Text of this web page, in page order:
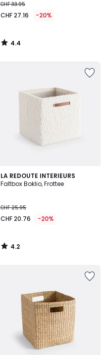
CHF 33.95
CHF 27.16 -20%
4.4
/
LA REDOUTE INTERIEURS
Faltbox Boklio, Frottee
CHF 25.95
CHF 20.76 -20%
4.2
/ 5
4.2
/